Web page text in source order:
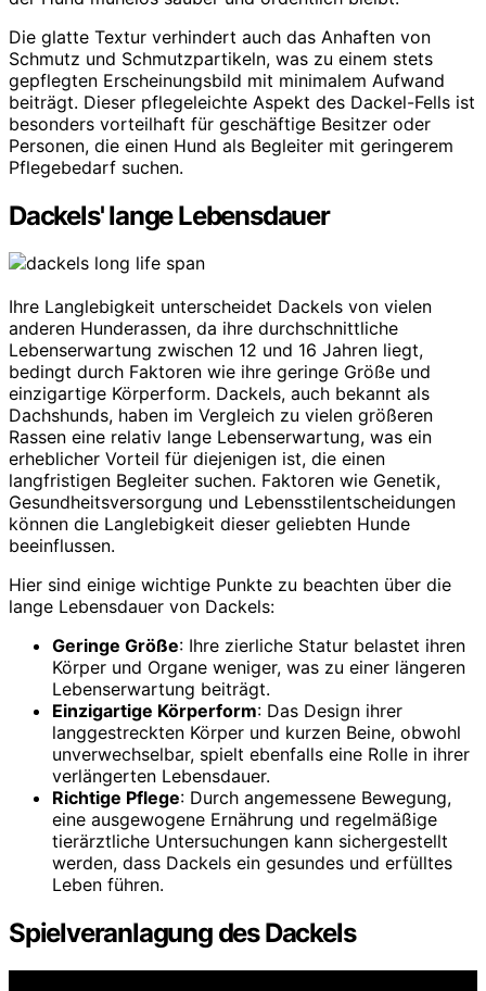
Die glatte Textur verhindert auch das Anhaften von
Schmutz und Schmutzpartikeln, was zu einem stets
gepflegten Erscheinungsbild mit minimalem Aufwand
beiträgt. Dieser pflegeleichte Aspekt des Dackel-Fells ist
besonders vorteilhaft für geschäftige Besitzer oder
Personen, die einen Hund als Begleiter mit geringerem
Pflegebedarf suchen.
Dackels' lange Lebensdauer
Ihre Langlebigkeit unterscheidet Dackels von vielen
anderen Hunderassen, da ihre durchschnittliche
Lebenserwartung zwischen 12 und 16 Jahren liegt,
bedingt durch Faktoren wie ihre geringe Größe und
einzigartige Körperform. Dackels, auch bekannt als
Dachshunds, haben im Vergleich zu vielen größeren
Rassen eine relativ lange Lebenserwartung, was ein
erheblicher Vorteil für diejenigen ist, die einen
langfristigen Begleiter suchen. Faktoren wie Genetik,
Gesundheitsversorgung und Lebensstilentscheidungen
können die Langlebigkeit dieser geliebten Hunde
beeinflussen.
Hier sind einige wichtige Punkte zu beachten über die
lange Lebensdauer von Dackels:
Geringe Größe: Ihre zierliche Statur belastet ihren
Körper und Organe weniger, was zu einer längeren
Lebenserwartung beiträgt.
Einzigartige Körperform: Das Design ihrer
langgestreckten Körper und kurzen Beine, obwohl
unverwechselbar, spielt ebenfalls eine Rolle in ihrer
verlängerten Lebensdauer.
Richtige Pflege: Durch angemessene Bewegung,
eine ausgewogene Ernährung und regelmäßige
tierärztliche Untersuchungen kann sichergestellt
werden, dass Dackels ein gesundes und erfülltes
Leben führen.
Spielveranlagung des Dackels